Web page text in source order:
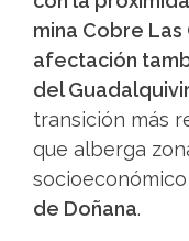
mina Cobre Las
afectación
del Guadalquivir
transición más
que alberga
de Doñana.